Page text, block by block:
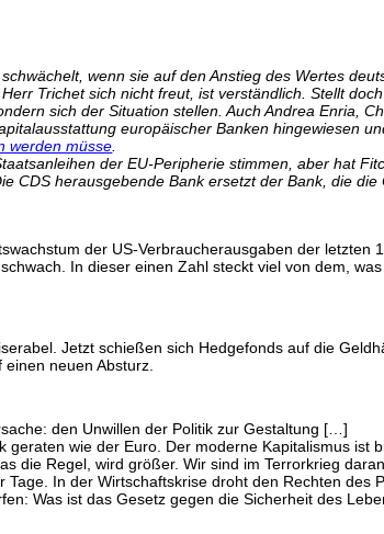
wenn sie auf den Anstieg des Wertes
Trichet sich nicht freut, ist verständlich. Stellt
sich der Situation stellen. Auch Andrea Enria,
europäischer Banken hingewiesen
werden müsse
der EU-Peripherie stimmen, aber hat
CDS herausgebende Bank ersetzt der Bank, die
der US-Verbraucherausgaben der letzten
In dieser einen Zahl steckt viel von dem,
Jetzt schießen sich Hedgefonds auf die
neuen Absturz.
den Unwillen der Politik zur Gestaltung […]
wie der Euro. Der moderne Kapitalismus ist
die Regel, wird größer. Wir sind im Terrorkrieg
In der Wirtschaftskrise droht den Rechten des
Was ist das Gesetz gegen die Sicherheit des